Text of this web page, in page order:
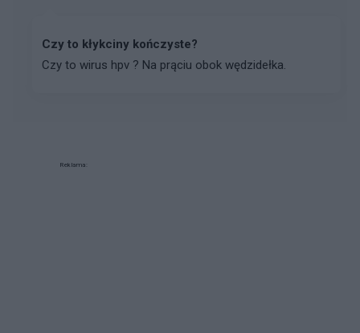
Czy to kłykciny kończyste?
Czy to wirus hpv ? Na prąciu obok wędzidełka.
Reklama: